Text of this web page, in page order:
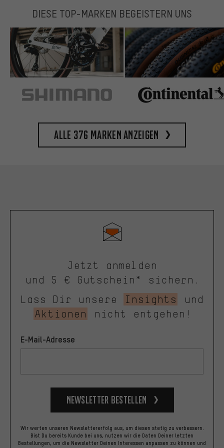
DIESE TOP-MARKEN BEGEISTERN UNS
Alle 376 Marken anzeigen
Jetzt anmelden
und 5 € Gutschein* sichern.
Lass Dir unsere
Insights
und
Aktionen
nicht entgehen!
E-Mail-Adresse
Newsletter bestellen
Wir werten unseren Newslettererfolg aus, um diesen stetig zu verbessern.
Bist Du bereits Kunde bei uns, nutzen wir die Daten Deiner letzten
Bestellungen, um die Newsletter Deinen Interessen anpassen zu können und